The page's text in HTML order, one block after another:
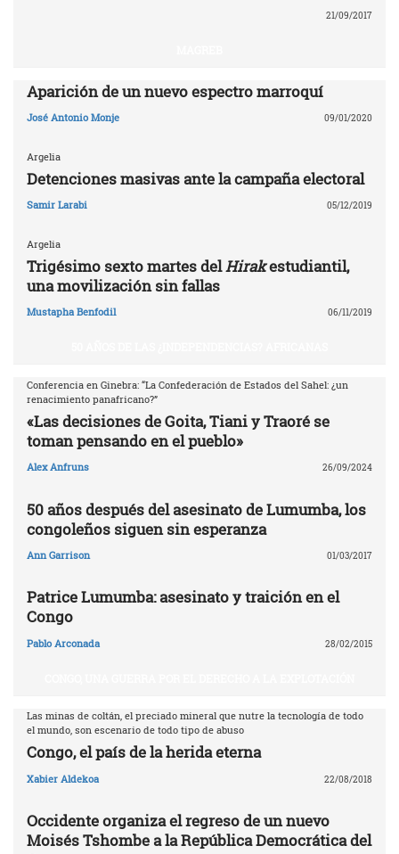
21/09/2017
Aparición de un nuevo espectro marroquí
José Antonio Monje 09/01/2020
Argelia
Detenciones masivas ante la campaña electoral
Samir Larabi 05/12/2019
Argelia
Trigésimo sexto martes delHirakestudiantil,
una movilización sin fallas
Mustapha Benfodil 06/11/2019
Conferencia en Ginebra: “La Confederación de Estados del Sahel: ¿un
renacimiento panafricano?”
«Las decisiones de Goita, Tiani y Traoré se
toman pensando en el pueblo»
Alex Anfruns 26/09/2024
50 años después del asesinato de Lumumba, los
congoleños siguen sin esperanza
Ann Garrison 01/03/2017
Patrice Lumumba: asesinato y traición en el
Congo
Pablo Arconada 28/02/2015
Las minas de coltán, el preciado mineral que nutre la tecnología de todo
el mundo, son escenario de todo tipo de abuso
Congo, el país de la herida eterna
Xabier Aldekoa 22/08/2018
Occidente organiza el regreso de un nuevo
Moisés Tshombe a la República Democrática del